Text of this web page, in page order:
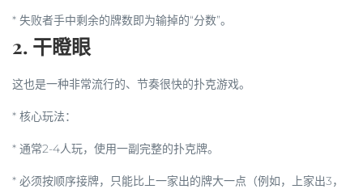
* 失败者手中剩余的牌数即为输掉的“分数”。
2. 干瞪眼
这也是一种非常流行的、节奏很快的扑克游戏。
* 核心玩法：
* 通常2-4人玩，使用一副完整的扑克牌。
* 必须按顺序接牌，只能比上一家出的牌大一点（例如，上家出3，